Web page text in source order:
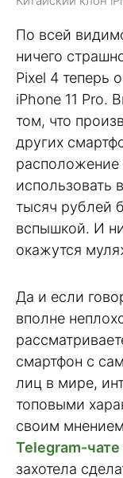
По всей
ничего
Pixel 4 теперь
iPhone 11 Pro.
том, что
других
расположение
использовать
тысяч рублей
вспышкой. И
окажутся
Да и если
вполне
смартфон с
лиц в мире,
топовыми
своим
Telegram-чате
захотела